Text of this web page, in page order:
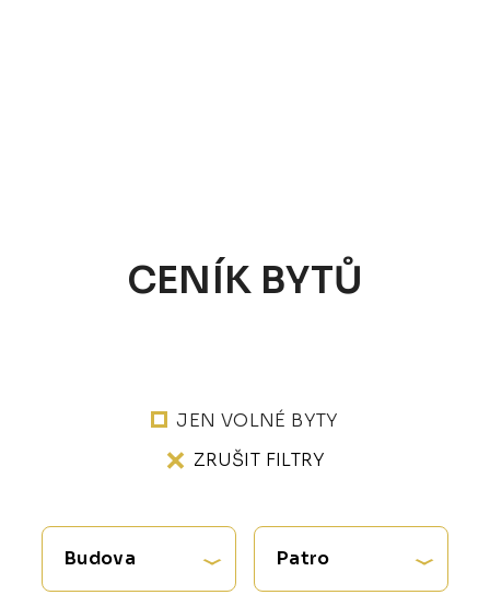
CENÍK BYTŮ
JEN VOLNÉ BYTY
ZRUŠIT FILTRY
Budova Patro